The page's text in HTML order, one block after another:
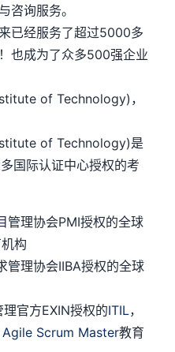
咨询服务。
经服务了超过5000多
也成为了众多500强企业
of Technology)，
of Technology)是
国际认证中心授权的考
理协会PMI授权的全球
构
理协会IIBA授权的全球
官方EXIN授权的ITIL，
Agile Scrum Master教育